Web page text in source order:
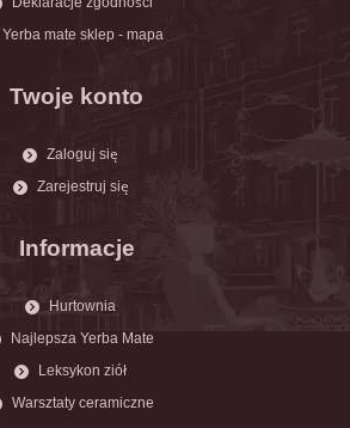
Yerba mate sklep - mapa
Twoje konto
Zaloguj się
Zarejestruj się
Informacje
Hurtownia
Najlepsza Yerba Mate
Leksykon ziół
Warsztaty ceramiczne